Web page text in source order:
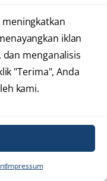
iklan
menganalisis
"Terima", Anda
kami.
Impressum
Hospital